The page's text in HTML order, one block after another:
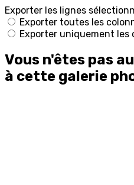
Exporter les lignes
Exporter toutes les
Exporter uniquement les
Vous n'êtes pas
à cette galerie